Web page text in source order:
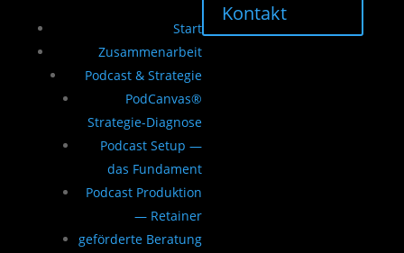
Start
Zusammenarbeit
Podcast & Strategie
PodCanvas®
Strategie-Diagnose
Podcast Setup —
das Fundament
Podcast Produktion
— Retainer
geförderte Beratung
Kontakt